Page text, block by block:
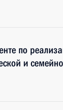
по
и